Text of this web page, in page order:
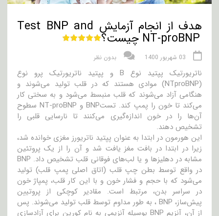
هدف از انجام آزمایش Test BNP and
NT-proBNP چیست؟
03 شهریور 1400 بدون نظر
ناتریورتیک پپتید نوع B و پپتید ناتریورتیک پرو نوع
(NTproBNP) موادی هستند که در قلب تولید می‌شوند و
هنگامی آزاد می‌شوند که قلب منبسط می‌شود و به سختی کار
می‌کند تا خون را پمپ کند. تست‌BNP و NT-proBNP سطوح
آن‌ها را در خون اندازه‌گیری می‌کنند تا نارسایی قلبی را
تشخیص دهند.
این هورمون در ابتدا به عنوان پپتید ناتریورز مغزی خوانده شد،
زیرا در ابتدا در بافت مغز یافت شد و آن را از یک پروتئین
مشابه در دهلیزها و یا لب‌های فوقانی قلب تشخیص داد. BNP
در واقع توسط بطن چپ قلب (اتاق اصلی پمپ قلب) تولید
می‌شود که با حجم و فشار خون و با این کار قلب، پمپاژ خون
در سراسر بدن، مرتبط است. مقادیر کوچکی از پروتیین
پیش‌ساز، BNP ، به طور مداوم توسط قلب تولید می‌شوند. پس
از آن، آنزیم BNP بوسیله آنزیمی به نام کورین برای آزادسازی